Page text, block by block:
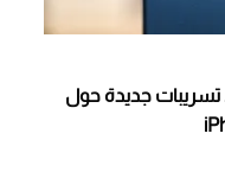
تسريبات جديدة حول